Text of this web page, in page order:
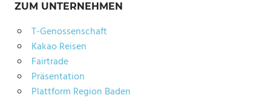
ZUM UNTERNEHMEN
T-Genossenschaft
Kakao Reisen
Fairtrade
Präsentation
Plattform Region Baden